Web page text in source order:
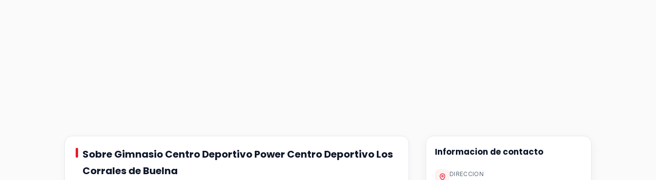
Sobre Gimnasio Centro Deportivo Power Centro Deportivo Los
Corrales de Buelna
Informacion de contacto
DIRECCION